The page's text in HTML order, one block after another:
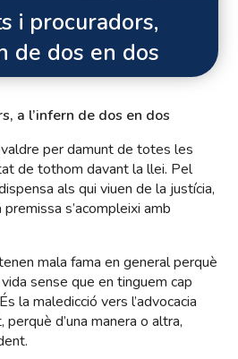
i procuradors,
de dos en dos
a l’infern de dos en dos
per damunt de totes les
de tothom davant la llei. Pel
als qui viuen de la justícia,
s’acompleixi amb
mala fama en general perquè
sense que en tinguem cap
la maledicció vers l’advocacia
d’una manera o altra,